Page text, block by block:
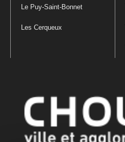
Le Puy-Saint-Bonnet
Les Cerqueux